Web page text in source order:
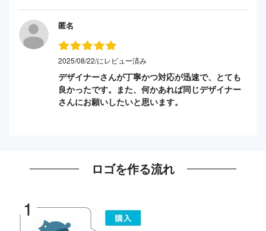
匿名
2025/08/22/にレビュー済み
デザイナーさんが丁寧かつ対応が迅速で、とても
良かったです。また、何かあれば同じデザイナー
さんにお願いしたいと思います。
ロゴを作る流れ